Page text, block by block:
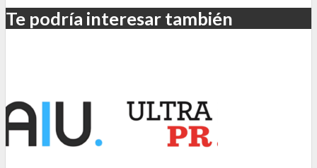
Te podría interesar también